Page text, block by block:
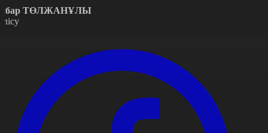
ТӨЛЖАНҰЛЫ